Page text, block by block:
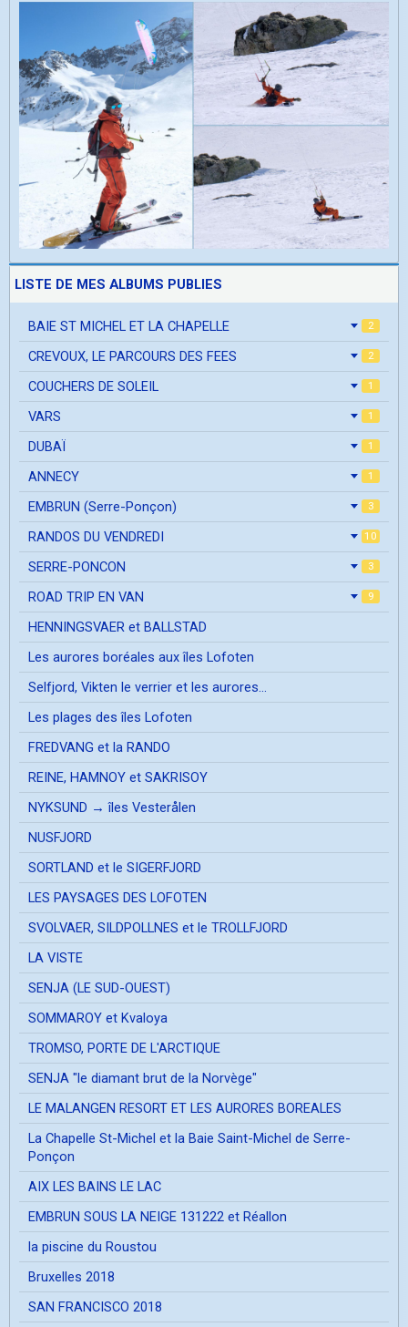
LISTE DE MES ALBUMS PUBLIES
BAIE ST MICHEL ET LA CHAPELLE 2
CREVOUX, LE PARCOURS DES FEES 2
COUCHERS DE SOLEIL 1
VARS 1
DUBAÏ 1
ANNECY 1
EMBRUN (Serre-Ponçon) 3
RANDOS DU VENDREDI 10
SERRE-PONCON 3
ROAD TRIP EN VAN 9
HENNINGSVAER et BALLSTAD
Les aurores boréales aux îles Lofoten
Selfjord, Vikten le verrier et les aurores...
Les plages des îles Lofoten
FREDVANG et la RANDO
REINE, HAMNOY et SAKRISOY
NYKSUND → îles Vesterålen
NUSFJORD
SORTLAND et le SIGERFJORD
LES PAYSAGES DES LOFOTEN
SVOLVAER, SILDPOLLNES et le TROLLFJORD
LA VISTE
SENJA (LE SUD-OUEST)
SOMMAROY et Kvaloya
TROMSO, PORTE DE L'ARCTIQUE
SENJA "le diamant brut de la Norvège"
LE MALANGEN RESORT ET LES AURORES BOREALES
La Chapelle St-Michel et la Baie Saint-Michel de Serre-
Ponçon
AIX LES BAINS LE LAC
EMBRUN SOUS LA NEIGE 131222 et Réallon
la piscine du Roustou
Bruxelles 2018
SAN FRANCISCO 2018